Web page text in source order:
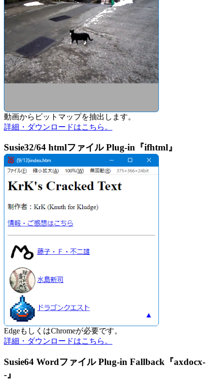
動画からビットマップを抽出します。
詳細・ダウンロードはこちら。
Susie32/64 htmlファイル Plug-in『ifhtml』
EdgeもしくはChromeが必要です。
詳細・ダウンロードはこちら。
Susie64 Wordファイル Plug-in Fallback『axdocx-
-』